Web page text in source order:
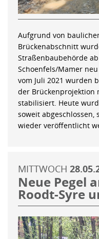
Aufgrund von
Brückenabschnitt
Straßenbaubehörde
Schoenfels/Mamer
vom Juli 2021 wurden
der Brückenprojektion
stabilisiert. Heute
soweit abgeschlossen,
wieder veröffentlicht
MITTWOCH
Neue Pegel
Roodt-Syre